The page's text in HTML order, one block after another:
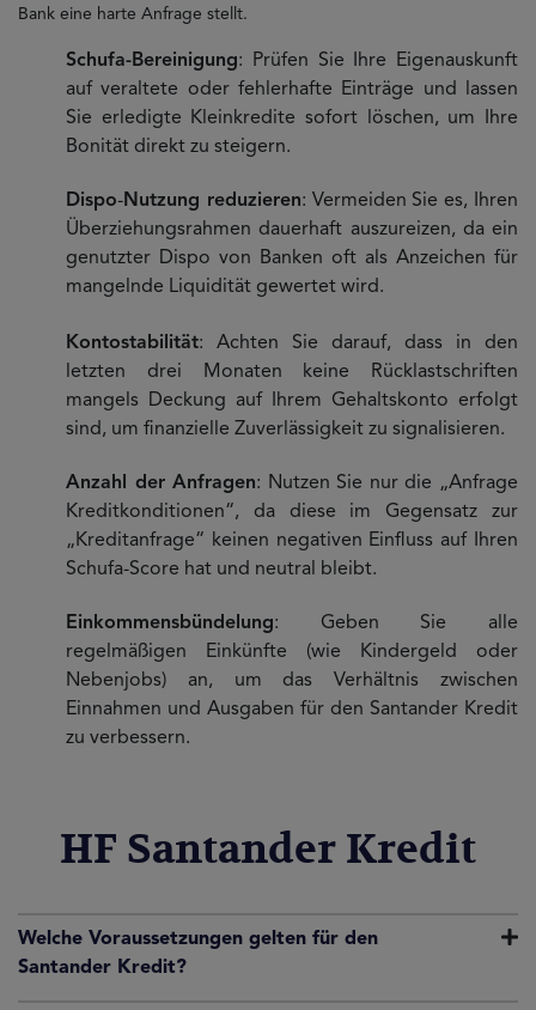
Bank eine harte Anfrage stellt.
Schufa-Bereinigung: Prüfen Sie Ihre Eigenauskunft
auf veraltete oder fehlerhafte Einträge und lassen
Sie erledigte Kleinkredite sofort löschen, um Ihre
Bonität direkt zu steigern.
Dispo-Nutzung reduzieren: Vermeiden Sie es, Ihren
Überziehungsrahmen dauerhaft auszureizen, da ein
genutzter Dispo von Banken oft als Anzeichen für
mangelnde Liquidität gewertet wird.
Kontostabilität: Achten Sie darauf, dass in den
letzten drei Monaten keine Rücklastschriften
mangels Deckung auf Ihrem Gehaltskonto erfolgt
sind, um finanzielle Zuverlässigkeit zu signalisieren.
Anzahl der Anfragen: Nutzen Sie nur die „Anfrage
Kreditkonditionen“, da diese im Gegensatz zur
„Kreditanfrage“ keinen negativen Einfluss auf Ihren
Schufa-Score hat und neutral bleibt.
Einkommensbündelung: Geben Sie alle
regelmäßigen Einkünfte (wie Kindergeld oder
Nebenjobs) an, um das Verhältnis zwischen
Einnahmen und Ausgaben für den Santander Kredit
zu verbessern.
HF Santander Kredit
Welche Voraussetzungen gelten für den
Santander Kredit?